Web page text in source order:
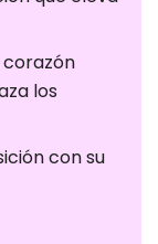
corazón
los
con su
o
Tag